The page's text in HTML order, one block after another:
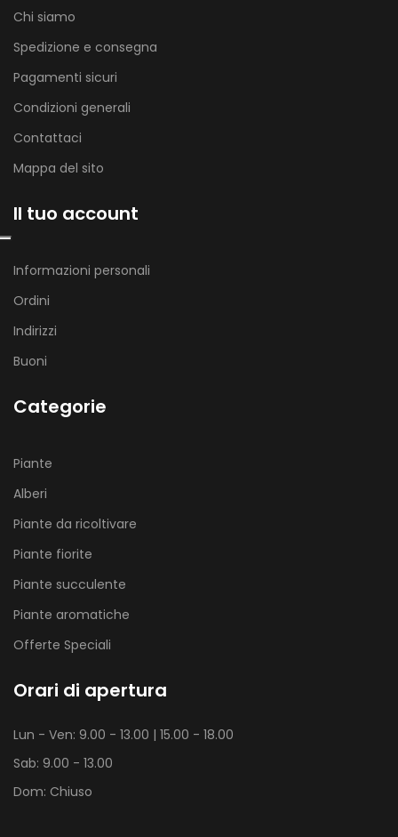
Chi siamo
Spedizione e consegna
Pagamenti sicuri
Condizioni generali
Contattaci
Mappa del sito
Il tuo account
Informazioni personali
Ordini
Indirizzi
Buoni
Categorie
Piante
Alberi
Piante da ricoltivare
Piante fiorite
Piante succulente
Piante aromatiche
Offerte Speciali
Orari di apertura
Lun - Ven: 9.00 - 13.00 | 15.00 - 18.00
Sab: 9.00 - 13.00
Dom: Chiuso